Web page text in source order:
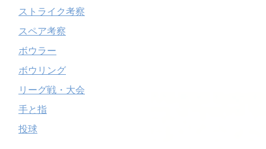
ストライク考察
スペア考察
ボウラー
ボウリング
リーグ戦・大会
手と指
投球